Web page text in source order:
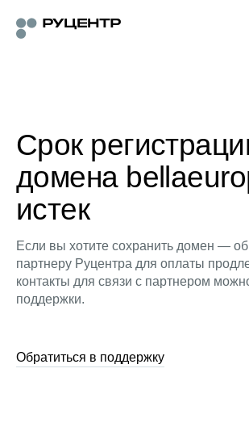
Срок
домена
истек
Если вы хотите сохранить домен —
партнеру Руцентра для оплаты
контакты для связи с партнером
поддержки.
Обратиться в поддержку